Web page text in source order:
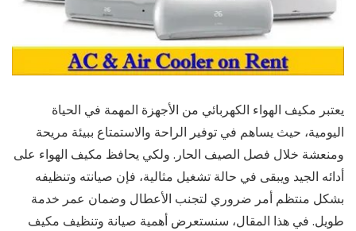
يعتبر مكيف الهواء الكهربائي من الأجهزة المهمة في الحياة
اليومية، حيث يساهم في توفير الراحة والاستمتاع ببيئة مريحة
ومنعشة خلال فصل الصيف الحار. ولكي يحافظ مكيف الهواء على
أدائه الجيد ويبقى في حالة تشغيل مثالية، فإن صيانته وتنظيفه
بشكل منتظم أمر ضروري لتجنب الأعطال وضمان عمر خدمة
طويل. في هذا المقال، سنستعرض أهمية صيانة وتنظيف مكيف